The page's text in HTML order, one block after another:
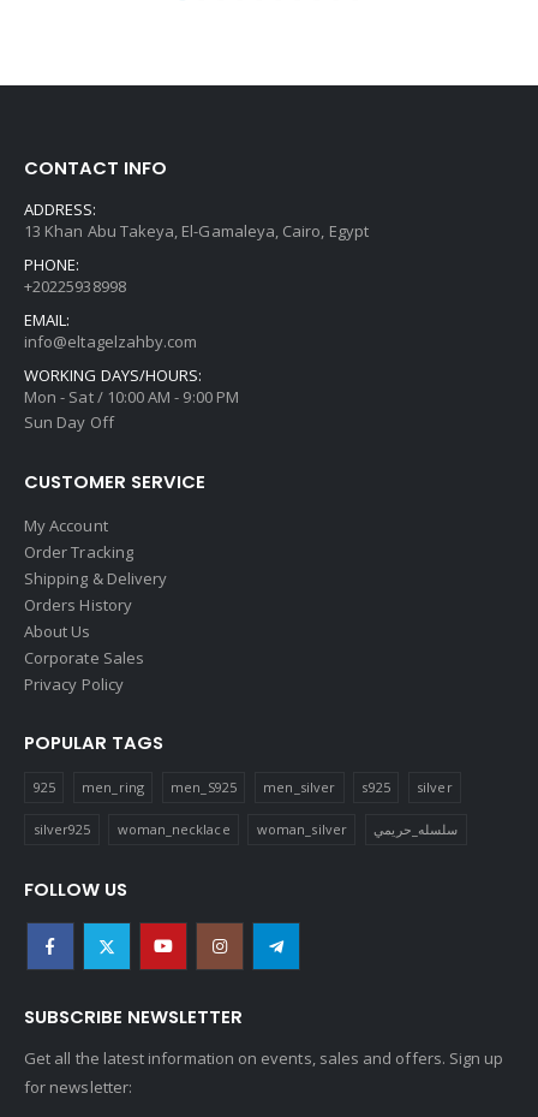
CONTACT INFO
ADDRESS:
13 Khan Abu Takeya, El-Gamaleya, Cairo, Egypt
PHONE:
+20225938998
EMAIL:
info@eltagelzahby.com
WORKING DAYS/HOURS:
Mon - Sat / 10:00 AM - 9:00 PM
Sun Day Off
CUSTOMER SERVICE
My Account
Order Tracking
Shipping & Delivery
Orders History
About Us
Corporate Sales
Privacy Policy
POPULAR TAGS
925 men_ring men_S925 men_silver s925 silver
silver925 woman_necklace woman_silver سلسله_حريمي
FOLLOW US
SUBSCRIBE NEWSLETTER
Get all the latest information on events, sales and offers. Sign up
for newsletter: